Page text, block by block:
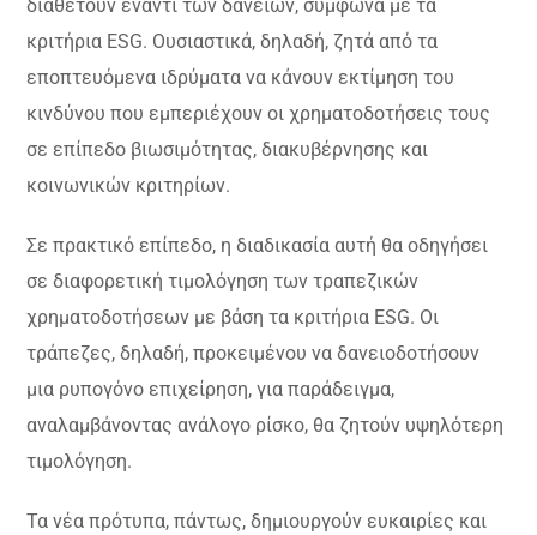
διαθέτουν έναντι των δανείων, σύμφωνα με τα
κριτήρια ESG. Ουσιαστικά, δηλαδή, ζητά από τα
εποπτευόμενα ιδρύματα να κάνουν εκτίμηση του
κινδύνου που εμπεριέχουν οι χρηματοδοτήσεις τους
σε επίπεδο βιωσιμότητας, διακυβέρνησης και
κοινωνικών κριτηρίων.
Σε πρακτικό επίπεδο, η διαδικασία αυτή θα οδηγήσει
σε διαφορετική τιμολόγηση των τραπεζικών
χρηματοδοτήσεων με βάση τα κριτήρια ESG. Οι
τράπεζες, δηλαδή, προκειμένου να δανειοδοτήσουν
μια ρυπογόνο επιχείρηση, για παράδειγμα,
αναλαμβάνοντας ανάλογο ρίσκο, θα ζητούν υψηλότερη
τιμολόγηση.
Τα νέα πρότυπα, πάντως, δημιουργούν ευκαιρίες και